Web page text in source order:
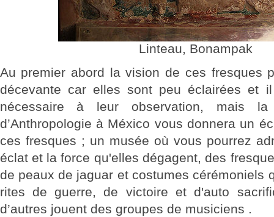
Linteau, Bonampak
Au premier abord la vision de ces fresques
décevante car elles sont peu éclairées et
nécessaire à leur observation, mais
d’Anthropologie à México vous donnera un
ces fresques ; un musée où vous pourrez
éclat et la force qu'elles dégagent, des
de peaux de jaguar et costumes cérémoniels
rites de guerre, de victoire et d'auto
d’autres jouent des groupes de musiciens .